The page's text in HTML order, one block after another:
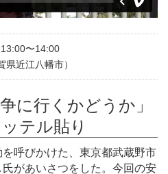
〜14:00
近江八幡市）
に行くかどうか」
テル貼り
呼びかけた、東京都武蔵野市
があいさつをした。今回の安